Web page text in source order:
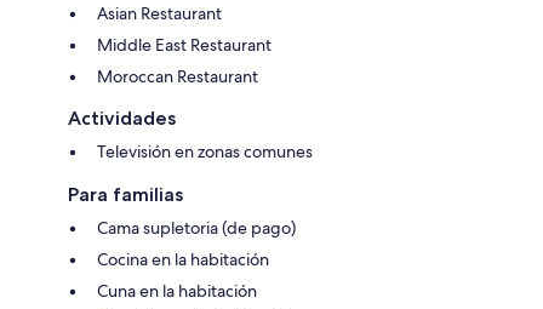
Asian Restaurant
Middle East Restaurant
Moroccan Restaurant
Actividades
Televisión en zonas comunes
Para familias
Cama supletoria (de pago)
Cocina en la habitación
Cuna en la habitación